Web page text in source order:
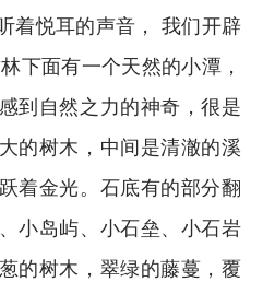
着悦耳的声音， 我们开辟
下面有一个天然的小潭，
到自然之力的神奇，很是
的树木，中间是清澈的溪
着金光。石底有的部分翻
小岛屿、小石垒、小石岩
的树木，翠绿的藤蔓，覆